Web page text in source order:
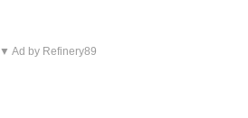
▼ Ad by Refinery89